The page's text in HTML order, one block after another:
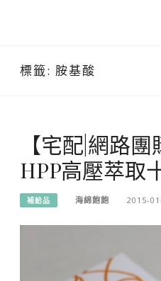
標籤: 胺基酸
【宅配|網路
HPP高壓萃取
補給品 海綿飽飽 2015-